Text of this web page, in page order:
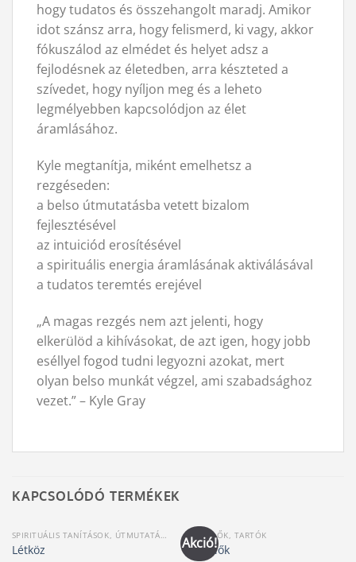
hogy tudatos és összehangolt maradj. Amikor
idot szánsz arra, hogy felismerd, ki vagy, akkor
fókuszálod az elmédet és helyet adsz a
fejlodésnek az életedben, arra készteted a
szívedet, hogy nyíljon meg és a leheto
legmélyebben kapcsolódjon az élet
áramlásához.
Kyle megtanítja, miként emelhetsz a
rezgéseden:
a belso útmutatásba vetett bizalom
fejlesztésével
az intuiciód erosítésével
a spirituális energia áramlásának aktiválásával
a tudatos teremtés erejével
„A magas rezgés nem azt jelenti, hogy
elkerülöd a kihívásokat, de azt igen, hogy jobb
eséllyel fogod tudni legyozni azokat, mert
olyan belso munkát végzel, ami szabadsághoz
vezet.” – Kyle Gray
KAPCSOLÓDÓ TERMÉKEK
SPIRITUÁLIS TANÍTÁSOK, ÚTMUTATÁSOK
Létköz Akció!
FÜSTÖLŐK, TARTÓK
Füstölők